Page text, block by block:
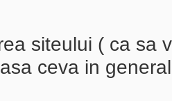
siteului ( ca sa
ceva in